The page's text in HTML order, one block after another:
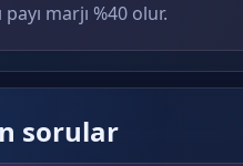
marjı %40 olur.
sorular